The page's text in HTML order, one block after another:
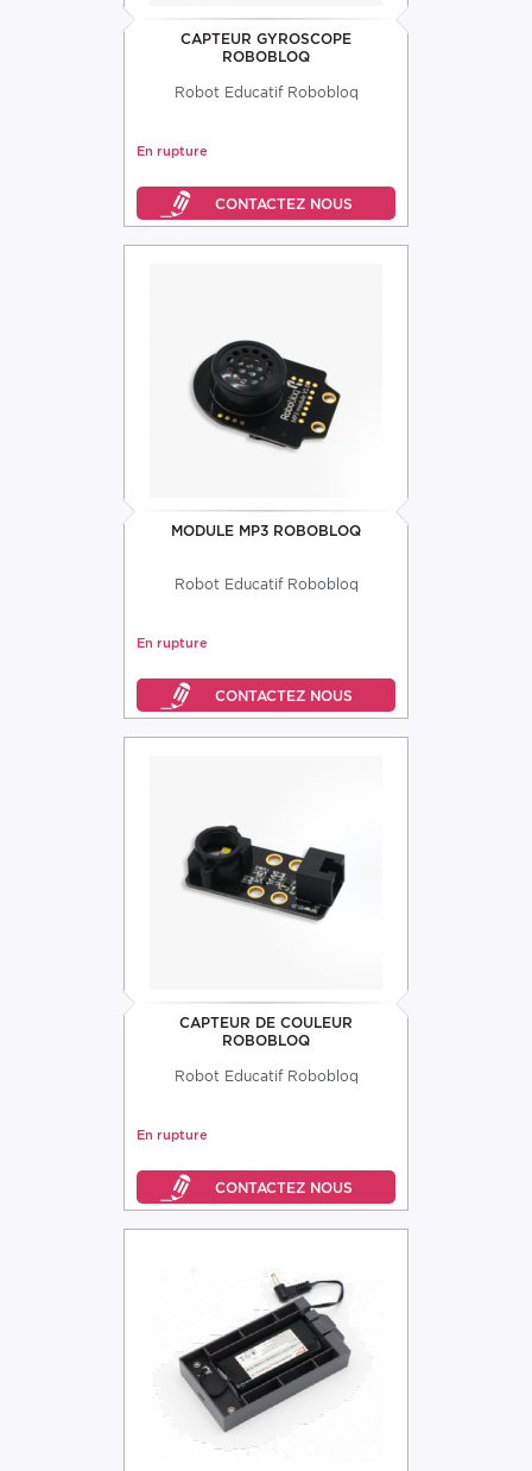
CAPTEUR GYROSCOPE
ROBOBLOQ
Robot Educatif Robobloq
En rupture
MODULE MP3 ROBOBLOQ
Robot Educatif Robobloq
En rupture
CAPTEUR DE COULEUR
ROBOBLOQ
Robot Educatif Robobloq
En rupture